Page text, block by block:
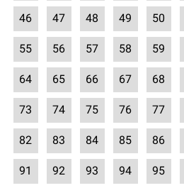
46
47 48 49 50
55
56 57 58 59
64
65 66 67 68
73
74 75 76 77
82
83 84 85 86
91
92 93 94 95